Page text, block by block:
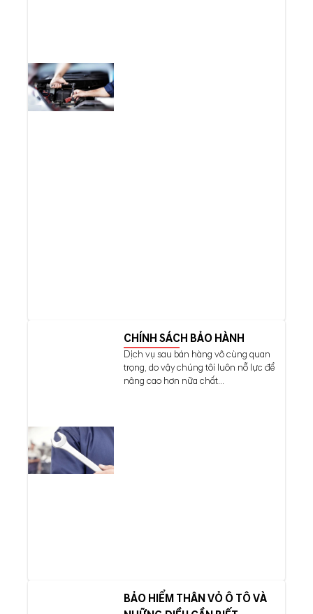
CHÍNH SÁCH BẢO HÀNH
Dịch vụ sau bán hàng vô cùng quan
trọng, do vậy chúng tôi luôn nỗ lực để
nâng cao hơn nữa chất...
BẢO HIỂM THÂN VỎ Ô TÔ VÀ